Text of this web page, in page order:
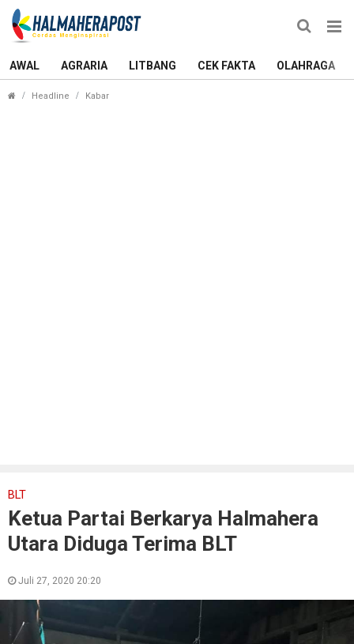
AWAL AGRARIA LITBANG CEK FAKTA OLAHRAGA
Headline Kabar
BLT
Ketua Partai Berkarya Halmahera
Utara Diduga Terima BLT
Juli 27, 2020 20:20